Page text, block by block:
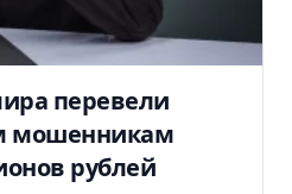
перевели
мошенникам
рублей